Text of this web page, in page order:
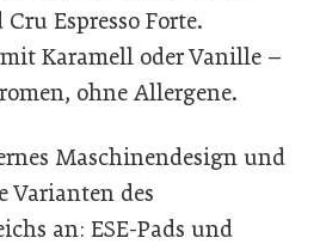
Espresso Forte.
Karamell oder Vanille –
ohne Allergene.
Maschinendesign und
Varianten des
an: ESE-Pads und